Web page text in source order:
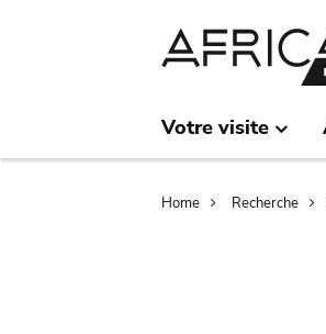
Votre visite
Home Recherche